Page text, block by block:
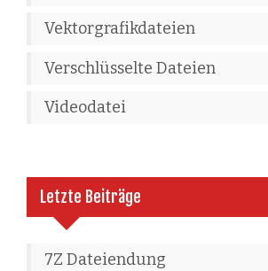
Vektorgrafikdateien
Verschlüsselte Dateien
Videodatei
Letzte Beiträge
7Z Dateiendung